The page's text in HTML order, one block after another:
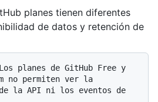
planes tienen diferentes
de datos y retención de
no permiten ver la
la API ni los eventos de